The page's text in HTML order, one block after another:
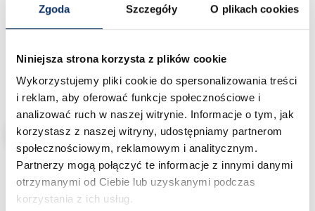
Zgoda Szczegóły O plikach cookies
Niniejsza strona korzysta z plików cookie
Wykorzystujemy pliki cookie do spersonalizowania treści
i reklam, aby oferować funkcje społecznościowe i
analizować ruch w naszej witrynie. Informacje o tym, jak
korzystasz z naszej witryny, udostępniamy partnerom
społecznościowym, reklamowym i analitycznym.
Partnerzy mogą połączyć te informacje z innymi danymi
otrzymanymi od Ciebie lub uzyskanymi podczas
korzystania z ich usług.
Porsche Macan I(FL1 2019-2021)
Cena od:55 000 złpod dom
CHCĘ SPROWADZIĆ PODOBNY
MASZ PYTANIA?
Nikodem - Specjalista ds. importu samochodów